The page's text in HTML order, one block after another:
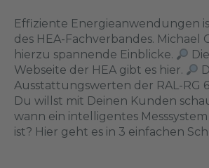
Effiziente Energieanwendungen
des HEA-Fachverbandes. Michael
hierzu spannende Einblicke.
Webseite der HEA gibt es hier.
Ausstattungswerten der RAL-RG
Du willst mit Deinen Kunden
wann ein intelligentes
ist? Hier geht es in 3 einfachen